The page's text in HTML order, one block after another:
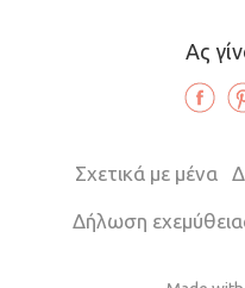
Ας
Σχετικά με μένα
Δήλωση